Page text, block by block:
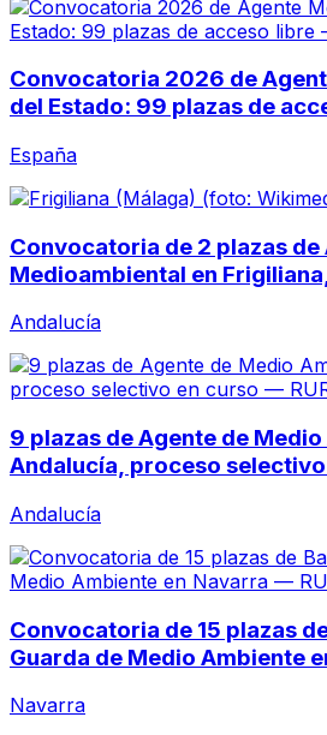
Convocatoria 2026 de
del Estado: 99 plazas de
España
Convocatoria de 2 plazas
Medioambiental en
Andalucía
9 plazas de Agente de
Andalucía, proceso
Andalucía
Convocatoria de 15 plazas
Guarda de Medio Ambiente
Navarra